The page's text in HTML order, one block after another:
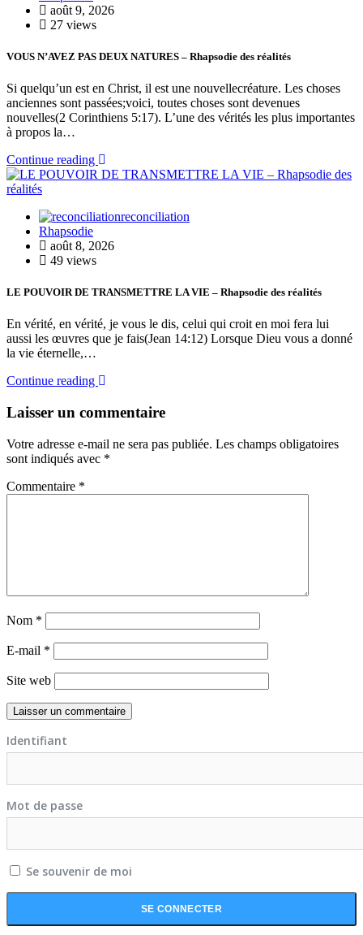
août 9, 2026
27 views
VOUS N’AVEZ PAS DEUX NATURES – Rhapsodie des réalités
Si quelqu’un est en Christ, il est une nouvellecréature. Les choses
anciennes sont passées;voici, toutes choses sont devenues
nouvelles(2 Corinthiens 5:17). L’une des vérités les plus importantes
à propos la…
Continue reading
reconciliation
Rhapsodie
août 8, 2026
49 views
LE POUVOIR DE TRANSMETTRE LA VIE – Rhapsodie des réalités
En vérité, en vérité, je vous le dis, celui qui croit en moi fera lui
aussi les œuvres que je fais(Jean 14:12) Lorsque Dieu vous a donné
la vie éternelle,…
Continue reading
Laisser un commentaire
Votre adresse e-mail ne sera pas publiée. Les champs obligatoires
sont indiqués avec *
Commentaire *
Nom *
E-mail *
Site web
Identifiant
Mot de passe
Se souvenir de moi